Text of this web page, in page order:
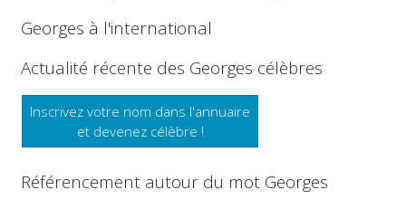
Georges à l'international
Actualité récente des Georges célèbres
Inscrivez votre nom dans l'annuaire
et devenez célèbre !
Référencement autour du mot Georges